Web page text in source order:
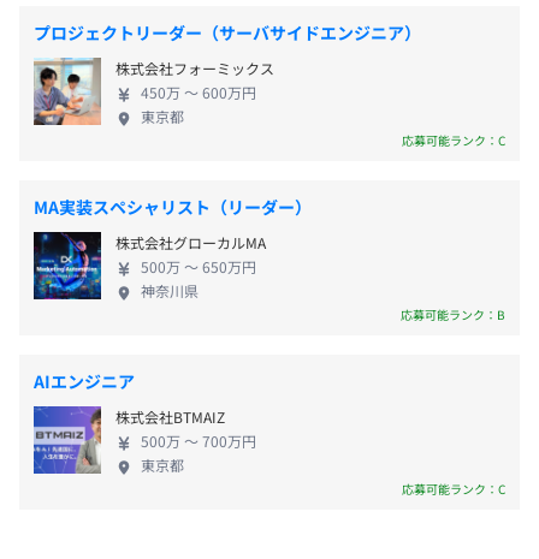
開発チームは、ソフトウェア開発と、サーバシステム構築
のメンバーが一体となっています。
半数以上が20代で構成されており、インターンから正社員
ひとりひとりの得意・不得意、興味にあわせて、領域ごと
に役割分担して円滑に進めています。
社会保険完備（健康保険・厚生年金加入・雇用保険・労災
保険）
6カ月
以降に計画されています。 荷物を配送する物流ドロ
ーンや防災、警備、点検などの幅広い分野で、ドロ
ーンやエアモビリティなどの社会実装が日本全体で
も加速する流れは止まりません。 そこで当社が解決
したいのは、未来の東京上空などを行き交う無数の
は、ドローン同士の衝突や建物に追突する危険性が
非常に高いです。 当社のAI管制プラットフォーム
『TRJX』では、「いつどこでドローンが飛行してい
るか」を飛行計画段階から把握し、AIが安全な航路
を自動生成して提供します。 管制の自動化を通じ
の向上に貢献することを目指しています。
プロジェクトリーダー（サーバサイドエンジニア）
株式会社フォーミックス
450万 〜 600万円
東京都
応募可能ランク：C
MA実装スペシャリスト（リーダー）
株式会社グローカルMA
500万 〜 650万円
神奈川県
応募可能ランク：B
AIエンジニア
株式会社BTMAIZ
500万 〜 700万円
東京都
応募可能ランク：C